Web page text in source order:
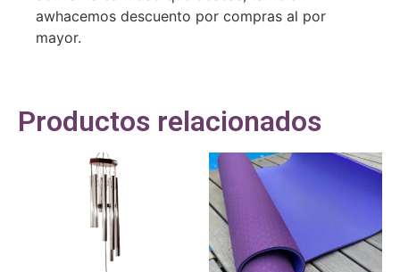
awhacemos descuento por compras al por
mayor.
Productos relacionados